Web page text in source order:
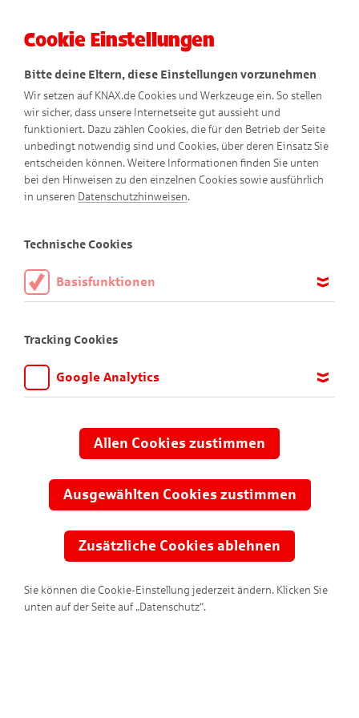
KNAX-Aktion
Die nächste KNAX-Aktion startet
vorbei, damit du nichts verpasst!
oben
Cookie Einstellungen
Bitte deine Eltern, diese Einstellungen vorzunehmen
Wir setzen auf KNAX.de Cookies und Werkzeuge ein. So stellen
wir sicher, dass unsere Internetseite gut aussieht und
funktioniert. Dazu zählen Cookies, die für den Betrieb der Seite
unbedingt notwendig sind und Cookies, über deren Einsatz Sie
entscheiden können. Weitere Informationen finden Sie unten
bei den Hinweisen zu den einzelnen Cookies sowie ausführlich
in unseren Datenschutzhinweisen.
Technische Cookies
Basisfunktionen
aktiviert sein.
Tracking Cookies
Google Analytics
anpassen und verbessern können. Aus diesem Grund nutzen wir
Google Analytics. Dieses Werkzeug erfasst die Seitenaufrufe zu
Übertragung anonymisiert.
Allen Cookies zustimmen
Ausgewählten Cookies zustimmen
Zusätzliche Cookies ablehnen
Sie können die Cookie-Einstellung jederzeit ändern. Klicken Sie
unten auf der Seite auf „Datenschutz“.